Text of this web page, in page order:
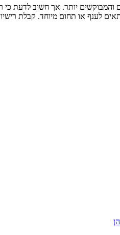
יותר. אך חשוב לדעת כי
לענף או תחום מיוחד. קבלת